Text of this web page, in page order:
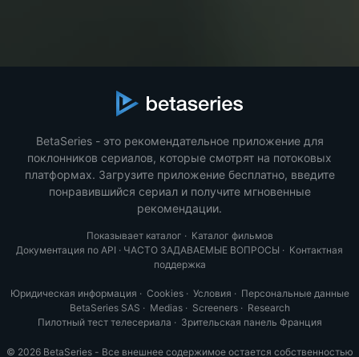
BetaSeries - это рекомендательное приложение для
поклонников сериалов, которые смотрят на потоковых
платформах. Загрузите приложение бесплатно, введите
понравившийся сериал и получите мгновенные
рекомендации.
Показывает каталог · Каталог фильмов
Документация по API · ЧАСТО ЗАДАВАЕМЫЕ ВОПРОСЫ · Контактная
поддержка
Юридическая информация · Cookies· Условия · Персональные данные
BetaSeries SAS · Medias· Screeners· Research
Пилотный тест телесериала · Зрительская панель Франция
© 2026 BetaSeries - Все внешнее содержимое остается собственностью